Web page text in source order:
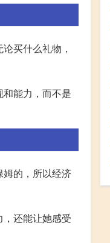
买什么礼物，
能力，而不是
的，所以经济
还能让她感受